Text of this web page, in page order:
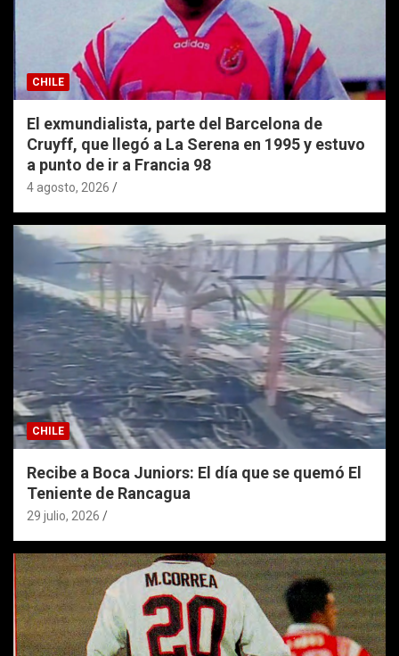
CHILE
El exmundialista, parte del Barcelona de
Cruyff, que llegó a La Serena en 1995 y estuvo
a punto de ir a Francia 98
4 agosto, 2026
CHILE
Recibe a Boca Juniors: El día que se quemó El
Teniente de Rancagua
29 julio, 2026